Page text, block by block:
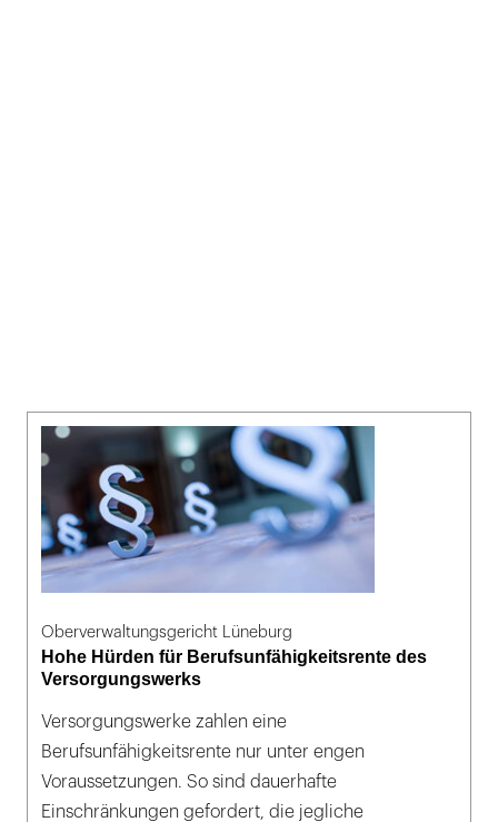
Oberverwaltungsgericht Lüneburg
Hohe Hürden für Berufsunfähigkeitsrente des
Versorgungswerks
Versorgungswerke zahlen eine
Berufsunfähigkeitsrente nur unter engen
Voraussetzungen. So sind dauerhafte
Einschränkungen gefordert, die jegliche